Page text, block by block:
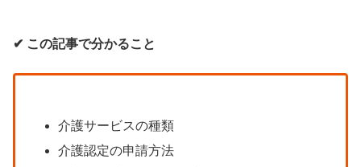
✔︎ この記事で分かること
介護サービスの種類
介護認定の申請方法